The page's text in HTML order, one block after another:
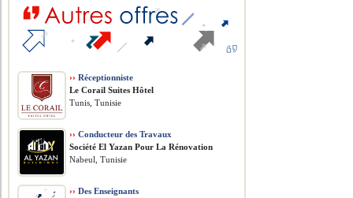
›› Réceptionniste
Le Corail Suites Hôtel
Tunis, Tunisie
›› Conducteur des Travaux
Société El Yazan Pour La Rénovation
Nabeul, Tunisie
›› Des Enseignants